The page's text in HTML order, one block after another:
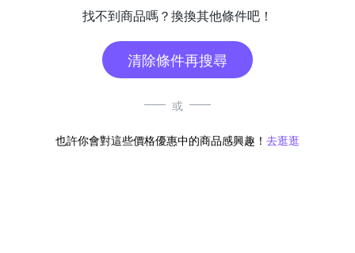
找不到商品嗎？換換其他條件吧！
清除條件再搜尋
或
也許你會對這些價格優惠中的商品感興趣！ 去逛逛